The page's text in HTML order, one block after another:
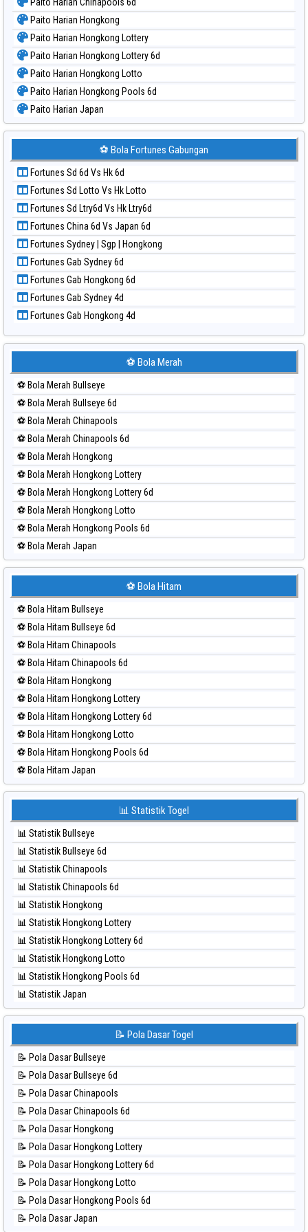
Paito Harian Hongkong
Paito Harian Hongkong Lottery
Paito Harian Hongkong Lottery 6d
Paito Harian Hongkong Lotto
Paito Harian Hongkong Pools 6d
Paito Harian Japan
Paito Harian Japan 6d
Paito Harian Korea
Paito Harian Kuda Lari
Paito Harian Magnum Cambodia
Paito Harian Nagoya
Paito Harian New York Midday
Paito Harian North Carolina Day
Paito Harian Pcso
Paito Harian Pennsylvania Day
Paito Harian Sao Paulo
Paito Harian Singapore
Paito Harian Sydney
Paito Harian Sydney Lottery
Paito Harian Sydney Lottery 6d
Paito Harian Sydney Lotto
Paito Harian Sydney Pools 6d
Paito Harian Taipei
Paito Harian Taiwan
⚽ Bola Fortunes Gabungan
Fortunes Sd 6d Vs Hk 6d
Fortunes Sd Lotto Vs Hk Lotto
Fortunes Sd Ltry6d Vs Hk Ltry6d
Fortunes China 6d Vs Japan 6d
Fortunes Sydney | Sgp | Hongkong
Fortunes Gab Sydney 6d
Fortunes Gab Hongkong 6d
Fortunes Gab Sydney 4d
Fortunes Gab Hongkong 4d
⚽ Bola Merah
⚽ Bola Merah Bullseye
⚽ Bola Merah Bullseye 6d
⚽ Bola Merah Chinapools
⚽ Bola Merah Chinapools 6d
⚽ Bola Merah Hongkong
⚽ Bola Merah Hongkong Lottery
⚽ Bola Merah Hongkong Lottery 6d
⚽ Bola Merah Hongkong Lotto
⚽ Bola Merah Hongkong Pools 6d
⚽ Bola Merah Japan
⚽ Bola Merah Japan 6d
⚽ Bola Merah Kuda Lari
⚽ Bola Merah Magnum Cambodia
⚽ Bola Merah Nagoya
⚽ Bola Merah North Carolina Day
⚽ Bola Merah Pcso
⚽ Bola Merah Sao Paulo
⚽ Bola Merah Singapore
⚽ Bola Merah Sydney
⚽ Bola Merah Sydney Lottery
⚽ Bola Merah Sydney Lottery 6d
⚽ Bola Merah Sydney Lotto
⚽ Bola Merah Taiwan
⚽ Bola Hitam
⚽ Bola Hitam Bullseye
⚽ Bola Hitam Bullseye 6d
⚽ Bola Hitam Chinapools
⚽ Bola Hitam Chinapools 6d
⚽ Bola Hitam Hongkong
⚽ Bola Hitam Hongkong Lottery
⚽ Bola Hitam Hongkong Lottery 6d
⚽ Bola Hitam Hongkong Lotto
⚽ Bola Hitam Hongkong Pools 6d
⚽ Bola Hitam Japan
⚽ Bola Hitam Japan 6d
⚽ Bola Hitam Kuda Lari
⚽ Bola Hitam Magnum Cambodia
⚽ Bola Hitam Nagoya
⚽ Bola Hitam North Carolina Day
⚽ Bola Hitam Pcso
⚽ Bola Hitam Sao Paulo
⚽ Bola Hitam Singapore
⚽ Bola Hitam Sydney
⚽ Bola Hitam Sydney Lottery
⚽ Bola Hitam Sydney Lottery 6d
⚽ Bola Hitam Sydney Lotto
⚽ Bola Hitam Taiwan
📊 Statistik Togel
📊 Statistik Bullseye
📊 Statistik Bullseye 6d
📊 Statistik Chinapools
📊 Statistik Chinapools 6d
📊 Statistik Hongkong
📊 Statistik Hongkong Lottery
📊 Statistik Hongkong Lottery 6d
📊 Statistik Hongkong Lotto
📊 Statistik Hongkong Pools 6d
📊 Statistik Japan
📊 Statistik Japan 6d
📊 Statistik Kuda Lari
📊 Statistik Magnum Cambodia
📊 Statistik Nagoya
📊 Statistik New York Midday
📊 Statistik North Carolina Day
📊 Statistik Pcso
📊 Statistik Pennsylvania Day
📊 Statistik Sao Paulo
📊 Statistik Singapore
📊 Statistik Sydney
📊 Statistik Sydney Lottery
📝 Pola Dasar Togel
📝 Pola Dasar Bullseye
📝 Pola Dasar Bullseye 6d
📝 Pola Dasar Chinapools
📝 Pola Dasar Chinapools 6d
📝 Pola Dasar Hongkong
📝 Pola Dasar Hongkong Lottery
📝 Pola Dasar Hongkong Lottery 6d
📝 Pola Dasar Hongkong Lotto
📝 Pola Dasar Hongkong Pools 6d
📝 Pola Dasar Japan